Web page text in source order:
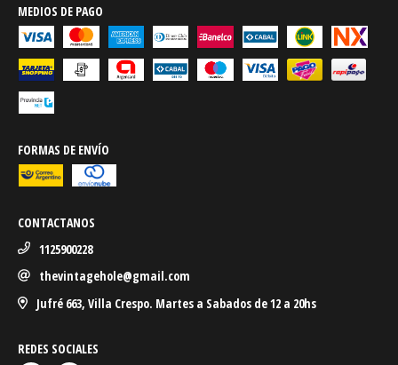
MEDIOS DE PAGO
FORMAS DE ENVÍO
CONTACTANOS
1125900228
thevintagehole@gmail.com
Jufré 663, Villa Crespo. Martes a Sabados de 12 a 20hs
REDES SOCIALES